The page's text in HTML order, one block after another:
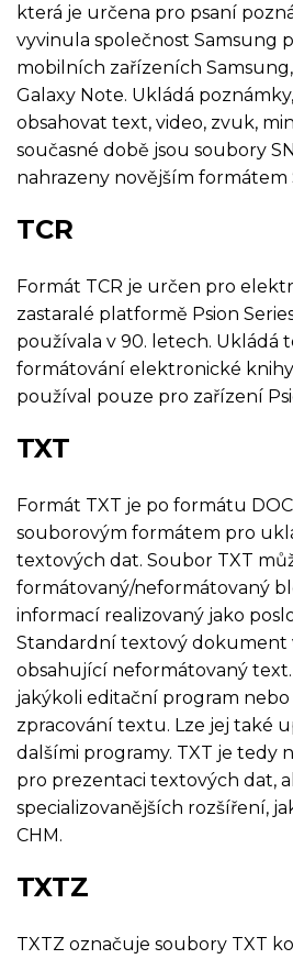
která je určena pro psaní
vyvinula společnost Samsung
mobilních zařízeních Samsung,
Galaxy Note. Ukládá
obsahovat text, video, zvuk,
současné době jsou soubory
nahrazeny novějším formátem
TCR
Formát TCR je určen pro
zastaralé platformě Psion
používala v 90. letech. Ukládá
formátování elektronické
používal pouze pro zařízení
TXT
Formát TXT je po formátu
souborovým formátem pro
textových dat. Soubor TXT
formátovaný/neformátovaný
informací realizovaný jako
Standardní textový dokument
obsahující neformátovaný
jakýkoli editační program
zpracování textu. Lze jej také
dalšími programy. TXT je tedy
pro prezentaci textových dat,
specializovanějších rozšíření,
CHM.
TXTZ
TXTZ označuje soubory TXT